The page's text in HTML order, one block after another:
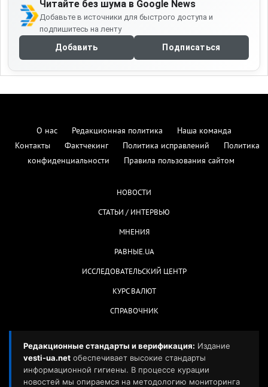
Читайте без шума в Google News
Добавьте в источники для быстрого доступа и
подпишитесь на ленту
Добавить Подписаться
О нас Редакционная политика
Наша команда
Контакты
Фактчекинг Политика исправлений
Политика
конфиденциальности
Правила пользования сайтом
НОВОСТИ
СТАТЬИ / ИНТЕРВЬЮ
МНЕНИЯ
РАВНЫЕ.UA
ИССЛЕДОВАТЕЛЬСКИЙ ЦЕНТР
КУРС ВАЛЮТ
СПРАВОЧНИК
Редакционные стандарты и верификация: Издание
vesti-ua.net обеспечивает высокие стандарты
информационной гигиены. В процессе курации
новостей мы опираемся на методологию мониторинга